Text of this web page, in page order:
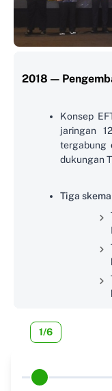
1/6
2018 —
Konsep
jaringan
tergabung
dukungan
Tiga
Diskusi
Fiskal,
ekologis